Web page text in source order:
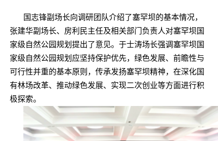
国志锋副场长向调研团队介绍了塞罕坝的基本情况，
张建华副场长、房利民主任及相关部门负责人对塞罕坝国
家级自然公园规划提出了意见。于士涛场长强调塞罕坝国
家级自然公园规划应坚持保护优先，绿色发展、前瞻性与
可行性并重的基本原则，传承发扬塞罕坝精神，在深化国
有林场改革、推动绿色发展、实现二次创业等方面进行积
极探索。